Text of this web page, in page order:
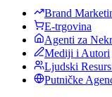
Brand
E-trgovina
Agenti za
Mediji i Autori
Ljudski
Putničke